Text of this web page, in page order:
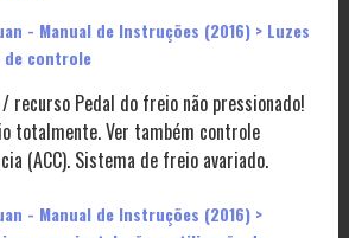
- Manual de Instruções (2016) > Luzes
de controle
recurso Pedal do freio não pressionado!
totalmente. Ver também controle
(ACC). Sistema de freio avariado.
- Manual de Instruções (2016) >